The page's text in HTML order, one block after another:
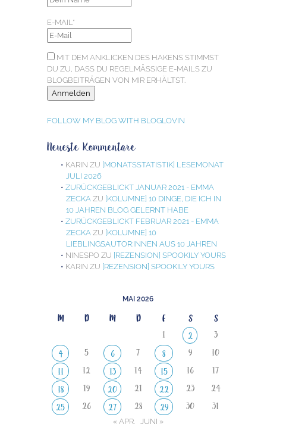
E-MAIL*
MIT DEM ANKLICKEN DES HAKENS STIMMST
DU ZU, DASS DU REGELMÄSSIGE E-MAILS ZU B
LOGBEITRÄGEN VON MIR ERHÄLTST.
FOLLOW MY BLOG WITH BLOGLOVIN
Neueste Kommentare
KARIN ZU [MONATSSTATISTIK] LESEMONAT
JULI 2026
ZURÜCKGEBLICKT JANUAR 2021 - EMMA
ZECKA ZU [KOLUMNE] 10 DINGE, DIE ICH IN
10 JAHREN BLOG GELERNT HABE
ZURÜCKGEBLICKT FEBRUAR 2021 - EMMA
ZECKA ZU [KOLUMNE] 10
LIEBLINGSAUTOR:INNEN AUS 10 JAHREN
NINESPO ZU [REZENSION] SPOOKILY YOURS
KARIN ZU [REZENSION] SPOOKILY YOURS
MAI 2026
M D M D F S
S
1
2
3
4
5 6 7 8 9
10
11
12 13 14 15 16
17
18
19 20 21 22 23
24
25
26 27 28 29 30 31
« APR. JUNI »